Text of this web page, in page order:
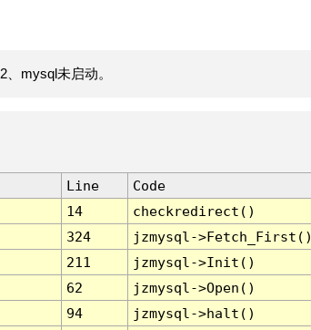
mysql未启动。
Line
Code
14
checkredirect()
324
jzmysql-
211
jzmysql->Init()
62
jzmysql->Open()
94
jzmysql->halt()